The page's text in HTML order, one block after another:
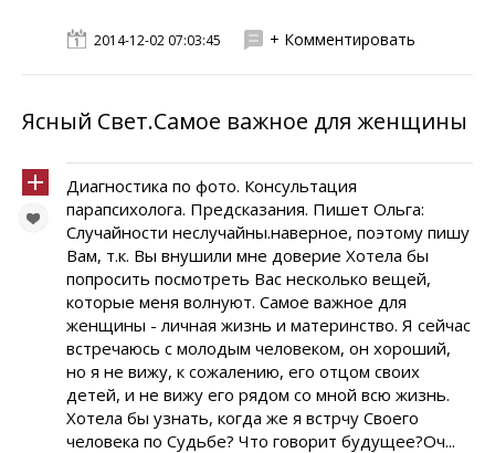
2014-12-02 07:03:45 + Комментировать
Ясный Свет.Самое важное для женщины
Диагностика по фото. Консультация
парапсихолога. Предсказания. Пишет Ольга:
Случайности неслучайны.наверное, поэтому пишу
Вам, т.к. Вы внушили мне доверие Хотела бы
попросить посмотреть Вас несколько вещей,
которые меня волнуют. Самое важное для
женщины - личная жизнь и материнство. Я сейчас
встречаюсь с молодым человеком, он хороший,
но я не вижу, к сожалению, его отцом своих
детей, и не вижу его рядом со мной всю жизнь.
Хотела бы узнать, когда же я встрчу Своего
человека по Судьбе? Что говорит будущее?Оч...